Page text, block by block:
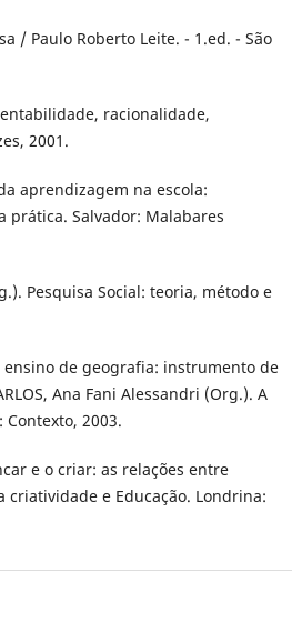
/ Paulo Roberto Leite. - 1.ed. - São
racionalidade,
2001.
aprendizagem na escola:
prática. Salvador: Malabares
Pesquisa Social: teoria, método e
ensino de geografia: instrumento de
Ana Fani Alessandri (Org.). A
2003.
e o criar: as relações entre
e Educação. Londrina: